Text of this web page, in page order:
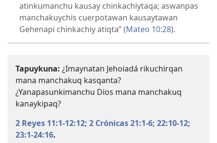
atinkumanchu kausay chinkachiytaqa; aswanpas
manchakuychis cuerpotawan kausaytawan
Gehenapi chinkachiy atiqta” (Mateo 10:28).
Tapuykuna: ¿Imaynatan Jehoiadá rikuchirqan
mana manchakuq kasqanta?
¿Yanapasunkimanchu Dios mana manchakuq
kanaykipaq?
2 Reyes 11:1-12:12; 2 Crónicas 21:1-6; 22:10-12;
23:1-24:16.